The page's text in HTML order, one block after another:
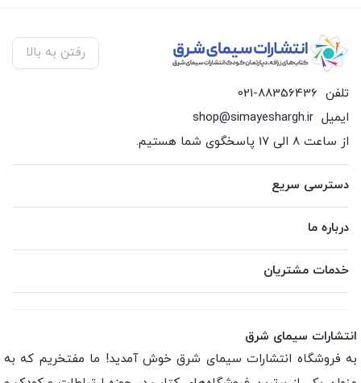
رفتن به بالا
تلفن 021-88356436
ایمیل shop@simayeshargh.ir
از ساعت 8 الی 17 پاسخگوی شما هستیم.
دسترسی سریع
درباره ما
خدمات مشتریان
انتشارات سیمای شرق
به فروشگاه انتشارات سیمای شرق خوش آمدید! ما مفتخریم که به